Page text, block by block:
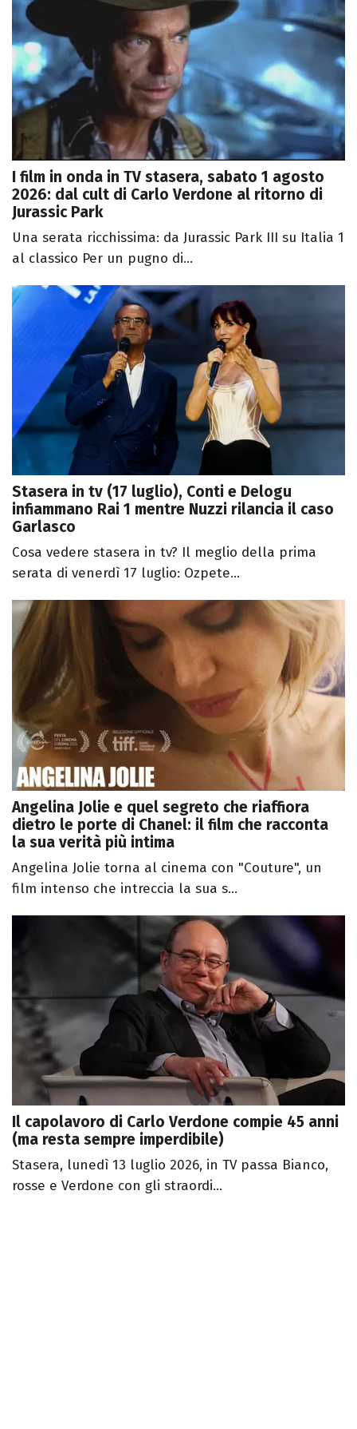
I film in onda in TV stasera, sabato 1 agosto
2026: dal cult di Carlo Verdone al ritorno di
Jurassic Park
Una serata ricchissima: da Jurassic Park III su Italia 1
al classico Per un pugno di...
Stasera in tv (17 luglio), Conti e Delogu
infiammano Rai 1 mentre Nuzzi rilancia il caso
Garlasco
Cosa vedere stasera in tv? Il meglio della prima
serata di venerdì 17 luglio: Ozpete...
Angelina Jolie e quel segreto che riaffiora
dietro le porte di Chanel: il film che racconta
la sua verità più intima
Angelina Jolie torna al cinema con "Couture", un
film intenso che intreccia la sua s...
Il capolavoro di Carlo Verdone compie 45 anni
(ma resta sempre imperdibile)
Stasera, lunedì 13 luglio 2026, in TV passa Bianco,
rosse e Verdone con gli straordi...